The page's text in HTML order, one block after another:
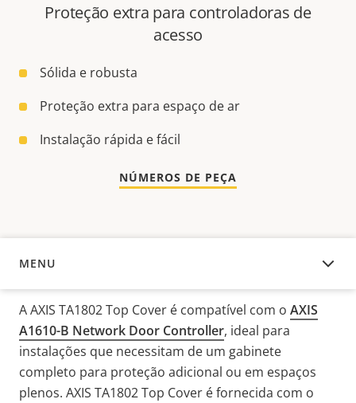
Proteção extra para controladoras de
acesso
Sólida e robusta
Proteção extra para espaço de ar
Instalação rápida e fácil
NÚMEROS DE PEÇA
MENU
VISÃO GERAL
A AXIS TA1802 Top Cover é compatível com o AXIS
A1610-B Network Door Controller, ideal para
instalações que necessitam de um gabinete
completo para proteção adicional ou em espaços
plenos. AXIS TA1802 Top Cover é fornecida com o